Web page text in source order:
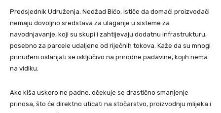
Predsjednik Udruženja, Nedžad Bićo, ističe da domaći proizvođači
nemaju dovoljno sredstava za ulaganje u sisteme za
navodnjavanje, koji su skupi i zahtijevaju dodatnu infrastrukturu,
posebno za parcele udaljene od riječnih tokova. Kaže da su mnogi
prinuđeni oslanjati se isključivo na prirodne padavine, kojih nema
na vidiku.
Ako kiša uskoro ne padne, očekuje se drastično smanjenje
prinosa, što će direktno uticati na stočarstvo, proizvodnju mlijeka i